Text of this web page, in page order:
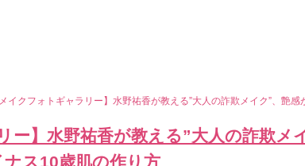
イクフォトギャラリー】水野祐香が教える”大人の詐欺メイク”、艶
ー】水野祐香が教える”大人の詐欺メ
ス10歳肌の作り方